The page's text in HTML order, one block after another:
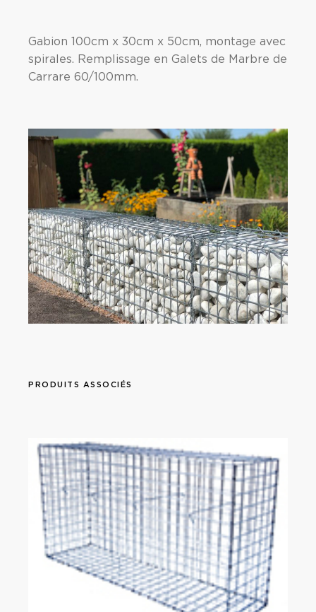
Gabion 100cm x 30cm x 50cm, montage avec
spirales. Remplissage en Galets de Marbre de
Carrare 60/100mm.
PRODUITS ASSOCIÉS